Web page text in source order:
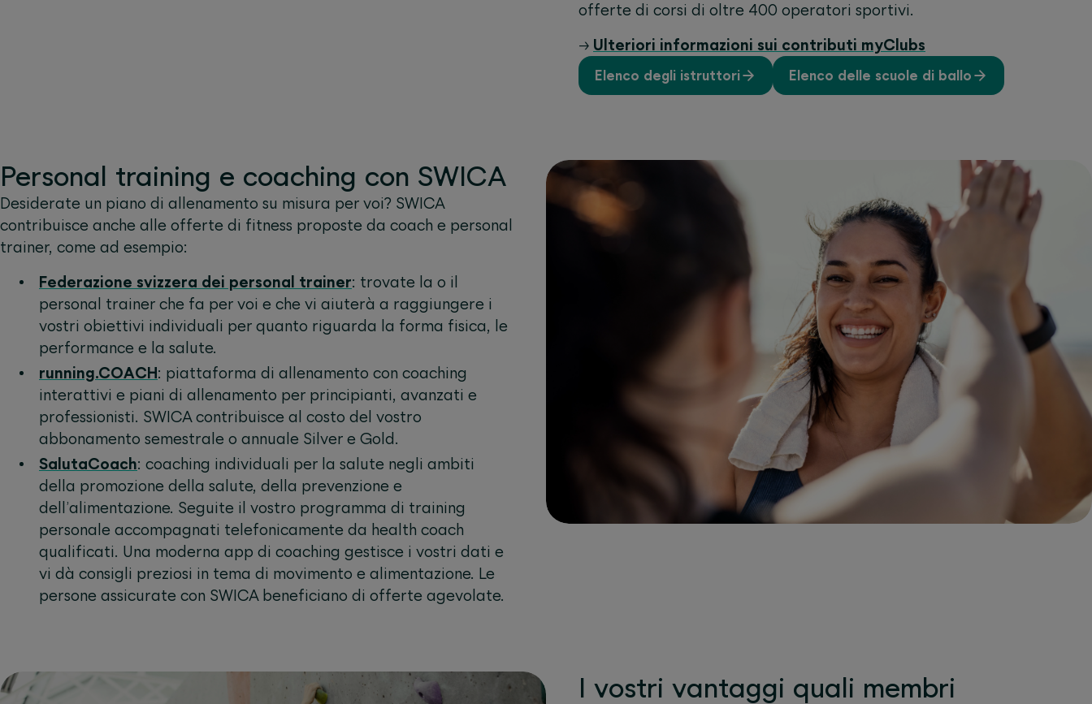
offerte di corsi di oltre 400 operatori sportivi.
→ Ulteriori informazioni sui contributi myClubs
Elenco degli istruttori Elenco delle scuole di ballo
Personal training e coaching con SWICA
Desiderate un piano di allenamento su misura per voi? SWICA
contribuisce anche alle offerte di fitness proposte da coach e personal
trainer, come ad esempio:
Federazione svizzera dei personal trainer: trovate la o il
personal trainer che fa per voi e che vi aiuterà a raggiungere i
vostri obiettivi individuali per quanto riguarda la forma fisica, le
performance e la salute.
running.COACH: piattaforma di allenamento con coaching
interattivi e piani di allenamento per principianti, avanzati e
professionisti. SWICA contribuisce al costo del vostro
abbonamento semestrale o annuale Silver e Gold.
SalutaCoach: coaching individuali per la salute negli ambiti
della promozione della salute, della prevenzione e
dell’alimentazione. Seguite il vostro programma di training
personale accompagnati telefonicamente da health coach
qualificati. Una moderna app di coaching gestisce i vostri dati e
vi dà consigli preziosi in tema di movimento e alimentazione. Le
persone assicurate con SWICA beneficiano di offerte agevolate.
I vostri vantaggi quali membri